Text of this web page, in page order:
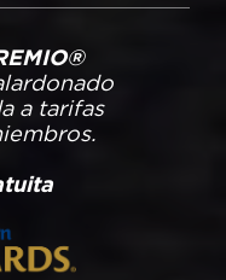
a tarifas